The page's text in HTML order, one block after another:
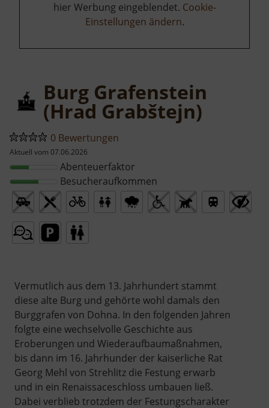
hier Werbung eingeblendet. Cookie-
Einstellungen ändern.
Burg Grafenstein
(Hrad Grabštejn)
0 Bewertungen
Aktuell vom 07.06.2026
Abenteuerfaktor
Besucheraufkommen
Vermutlich aus dem 13. Jahrhundert stammt
diese alte Burg und gehörte wohl damals den
Burggrafen von Dohna. In den folgenden Jahren
folgte eine wechselvolle Geschichte aus
Eroberungen und Wiederaufbaumaßnahmen,
bis dann im 16. Jahrhunder der kaiserliche Rat
Georg Mehl von Strehlitz die Festung erwarb
und in ein Renaissaceschloss umbauen ließ.
Dabei verblieb trotzdem der Festungscharakter